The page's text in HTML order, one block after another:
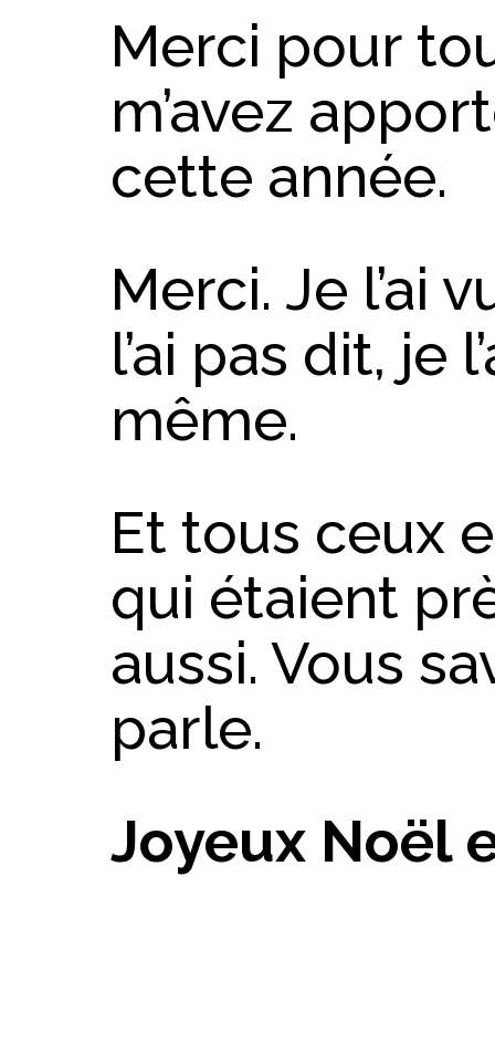
Merci pour
m’avez
cette année.
Merci. Je l’ai
l’ai pas dit, je
même.
Et tous ceux
qui étaient
aussi. Vous
parle.
Joyeux Noël